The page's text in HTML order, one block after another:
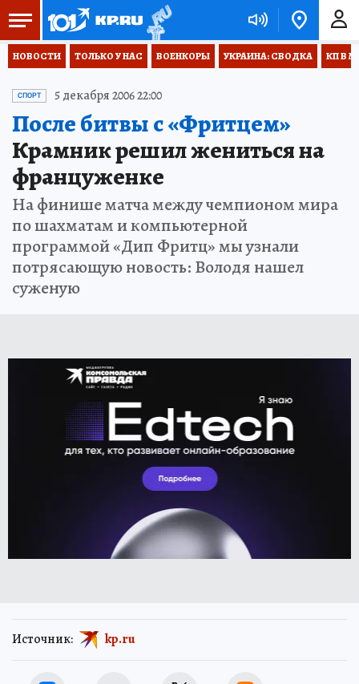
НОВОСТИ ТОЛЬКО У НАС ВОЕНКОРЫ УКРАИНА: СВОДКА КП В
СПОРТ 5 декабря 2006 22:00
После битвы с «Фритцем»
Крамник решил жениться на
француженке
На финише матча между чемпионом мира
по шахматам и компьютерной
программой «Дип Фритц» мы узнали
потрясающую новость: Володя нашел
суженую
Источник: kp.ru